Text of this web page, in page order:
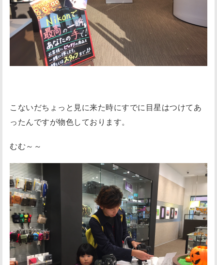
こないだちょっと見に来た時にすでに目星はつけてあ
ったんですが物色しております。
むむ～～